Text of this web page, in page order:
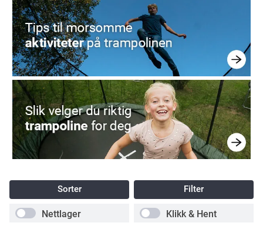
Nettlager Klikk & Hent
Filter
Sorter